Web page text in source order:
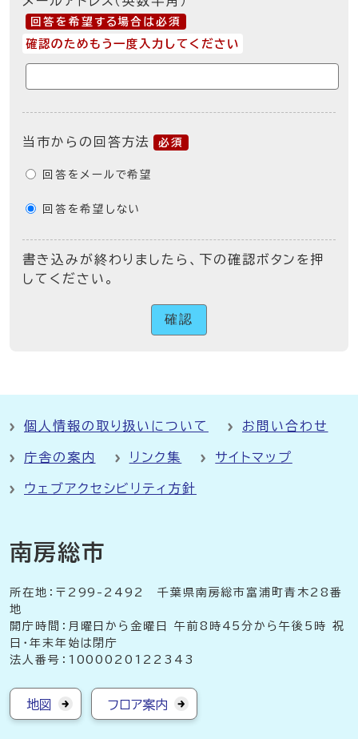
回答を希望する場合は必須
確認のためもう一度入力してください
当市からの回答方法 必須
回答をメールで希望
回答を希望しない
書き込みが終わりましたら、下の確認ボタンを押
してください。
確認
個人情報の取り扱いについて お問い合わせ
庁舎の案内 リンク集 サイトマップ
ウェブアクセシビリティ方針
南房総市
所在地：〒299-2492 千葉県南房総市富浦町青木28番
地
開庁時間：月曜日から金曜日 午前8時45分から午後5時 祝
日・年末年始は閉庁
法人番号：1000020122343
地図 フロア案内